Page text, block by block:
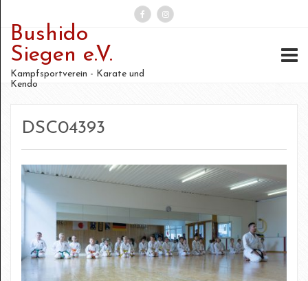
Suchen
nach:
Bushido
Siegen e.V.
Kampfsportverein - Karate und
Kendo
DSC04393